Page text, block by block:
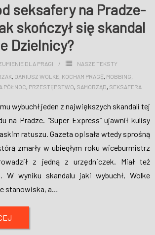
seksafery na Pradze-
skończył się skandal
Dzielnicy?
DLA PRAGI
NASZE TEKSTY
, DARIUSZ WOLKE, KOCHAM PRAGĘ, MOBBING,
PÓŁNOC, PRZESTĘPSTWO, SAMORZĄD, SEKSAFERA
wybuchł jeden z największych skandali tej
na Pradze. “Super Express” ujawnił kulisy
ratuszu. Gazeta opisała wtedy sprośną
zmarły w ubiegłym roku wiceburmistrz
z jedną z urzędniczek. Miał też
W wyniku skandalu jaki wybuchł, Wolke
stanowiska, a…